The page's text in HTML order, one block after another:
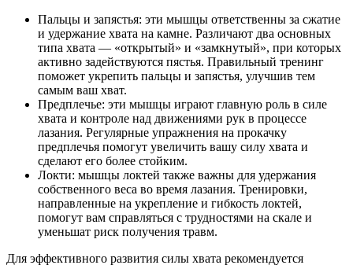
Пальцы и запястья: эти мышцы ответственны за сжатие
и удержание хвата на камне. Различают два основных
типа хвата — «открытый» и «замкнутый», при которых
активно задействуются пястья. Правильный тренинг
поможет укрепить пальцы и запястья, улучшив тем
самым ваш хват.
Предплечье: эти мышцы играют главную роль в силе
хвата и контроле над движениями рук в процессе
лазания. Регулярные упражнения на прокачку
предплечья помогут увеличить вашу силу хвата и
сделают его более стойким.
Локти: мышцы локтей также важны для удержания
собственного веса во время лазания. Тренировки,
направленные на укрепление и гибкость локтей,
помогут вам справляться с трудностями на скале и
уменьшат риск получения травм.
Для эффективного развития силы хвата рекомендуется